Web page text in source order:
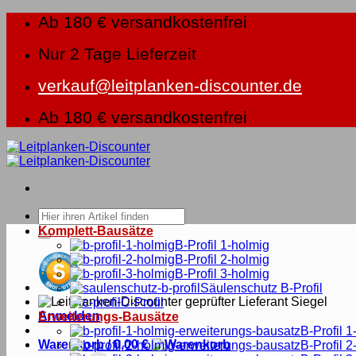
springen
Ab 180 € versandkostenfrei
Nur 2 Tage Lieferzeit
verkauf@leitplanken-discounter.de
Ab 180 € versandkostenfrei
Suche
nach:
Anmelden
Warenkorb /0,00€
Komplett-Bausätze
B-Profil 1-holmig
B-Profil 2-holmig
B-Profil 3-holmig
Säulenschutz B-Profil
C-Profil
Erweiterungs-Bausätze
B-Profil
B-Profil